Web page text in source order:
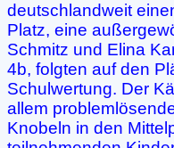
deutschlandweit
Platz, eine
Schmitz und Elina
4b, folgten auf den
Schulwertung. Der
allem
Knobeln in den